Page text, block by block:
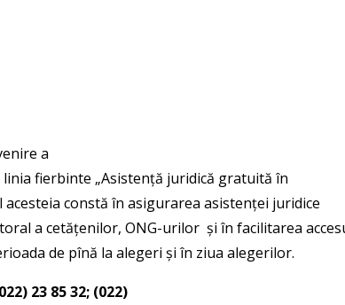
a
linia fierbinte „Asistență juridică gratuită în
acesteia constă în asigurarea asistenței juridice
a cetățenilor, ONG-urilor și în facilitarea
de pînă la alegeri și în ziua alegerilor.
23 85 32; (022)